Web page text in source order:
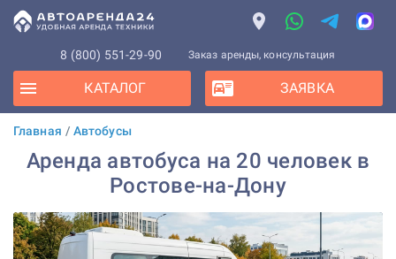
8 (800) 551-29-90 Заказ аренды, консультация
КАТАЛОГ ЗАЯВКА
Главная / Автобусы
Аренда автобуса на 20 человек в
Ростове-на-Дону